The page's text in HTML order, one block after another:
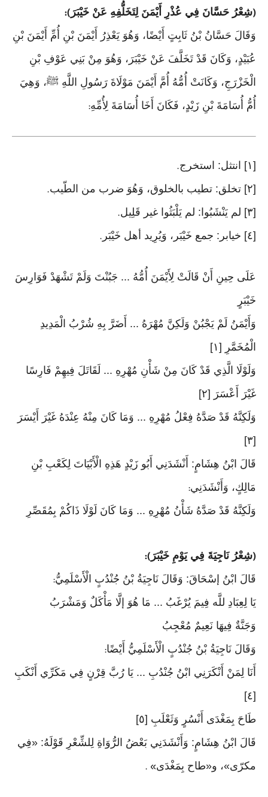
(شِعْرُ حَسَّانَ فِي عُذْرِ أَيْمَنَ لِتَخَلُّفِهِ عَنْ خَيْبَرَ ):
وَقَالَ حَسَّانُ بْنُ ثَابِتٍ أَيْضًا، وَهُوَ يَعْذِرُ أَيْمَنَ بْنِ أُمِّ أَيْمَنَ بْنِ
عُبَيْدٍ، وَكَانَ قَدْ تَخَلَّفَ عَنْ خَيْبَرَ، وَهُوَ مِنْ بَنِي عَوْفِ بْنِ
الْخَزْرَجِ، وَكَانَتْ أُمُّهُ أُمَّ أَيْمَنَ مَوْلَاةَ رَسُولِ اللَّهِ ﷺ، وَهِيَ
أُمُّ أُسَامَةَ بْنِ زَيْدٍ، فَكَانَ أَخَا أُسَامَةَ لِأُمِّهِ:
[١] انتثل: استخرج .
[٢] تخلق: تطيب بالخلوق، وَهُوَ ضرب من الطّيب .
[٣] لم يَنْشَبُوا: لم يَلْبَثُوا غير قَلِيل .
[٤] خيابر: جمع خَيْبَر، وَيُرِيد أهل خَيْبَر .
عَلَى حِينِ أَنْ قَالَتْ لِأَيْمَنَ أُمُّهُ ... جَبُنْتَ وَلَمْ تَشْهَدْ فَوَارِسَ
خَيْبَرٍ
وَأَيْمَنُ لَمْ يَجْبُنْ وَلَكِنَّ مُهْرَهُ ... أَضَرَّ بِهِ شُرْبُ الْمَدِيدِ
الْمُخَمَّرِ [١]
وَلَوْلَا الَّذِي قَدْ كَانَ مِنْ شَأْنِ مُهْرِهِ ... لَقَاتَلَ فِيهِمْ فَارِسًا
غَيْرَ أَعْسَرَ [٢]
وَلَكِنَّهُ قَدْ صَدَّهُ فِعْلُ مُهْرِهِ ... وَمَا كَانَ مِنْهُ عِنْدَهُ غَيْرَ أَيْسَرَ
[٣]
قَالَ ابْنُ هِشَامٍ: أَنْشَدَنِي أَبُو زَيْدٍ هَذِهِ الْأَبْيَاتَ لِكَعْبِ بْنِ
مَالِكٍ، وَأَنْشَدَنِي:
وَلَكِنَّهُ قَدْ صَدَّهُ شَأْنُ مُهْرِهِ ... وَمَا كَانَ لَوْلَا ذَاكُمْ بِمُقَصِّرِ
(شِعْرُ نَاجِيَةَ فِي يَوْمِ خَيْبَرَ ):
قَالَ ابْنُ إسْحَاقَ: وَقَالَ نَاجِيَةُ بْنُ جُنْدُبٍ الْأَسْلَمِيُّ:
يَا لِعِبَادِ للَّه فِيمَ يُرْغَبُ ... مَا هُوَ إلَّا مَأْكَلٌ وَمَشْرَبُ
وَجَنَّةٌ فِيهَا نَعِيمٌ مُعْجِبُ
وَقَالَ نَاجِيَةُ بْنُ جُنْدُبٍ الْأَسْلَمِيُّ أَيْضًا:
أَنَا لِمَنْ أَنْكَرَنِي ابْنُ جُنْدُبِ ... يَا رُبَّ قِرْنٍ فِي مَكَرِّي أَنْكَبِ
[٤]
طَاحَ بِمَغْدَى أَنْسُرٍ وَثَعْلَبِ [٥]
قَالَ ابْنُ هِشَامٍ: وَأَنْشَدَنِي بَعْضُ الرُّوَاةِ لِلشِّعْرِ قَوْلَهُ: «فِي
مكرّى»، و«طاح بِمَغْدَى» .